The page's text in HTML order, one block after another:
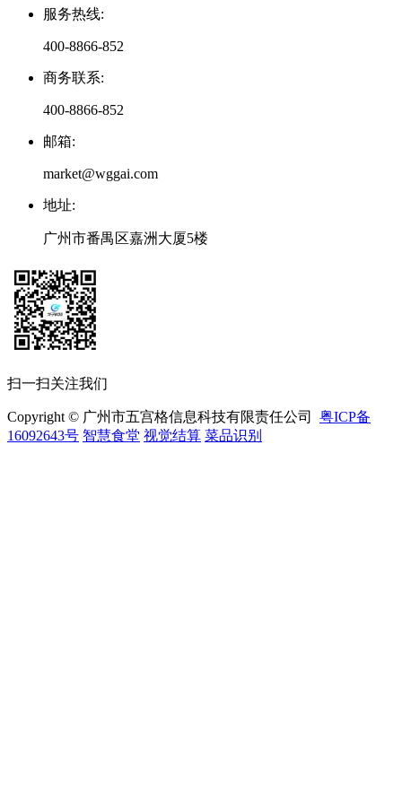
服务热线:
400-8866-852
商务联系:
400-8866-852
邮箱:
market@wggai.com
地址:
广州市番禺区嘉洲大厦5楼
扫一扫关注我们
Copyright © 广州市五宫格信息科技有限责任公司 粤ICP备
16092643号 智慧食堂 视觉结算 菜品识别